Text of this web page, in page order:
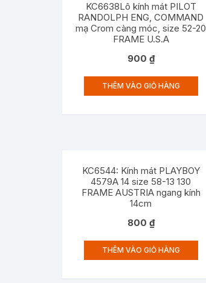
KC6638Lô kính mát PILOT
RANDOLPH ENG, COMMAND
mạ Crom càng móc, size 52-20
FRAME U.S.A
900 ₫
THÊM VÀO GIỎ HÀNG
KC6544: Kính mát PLAYBOY
4579A 14 size 58-13 130
FRAME AUSTRIA ngang kính
14cm
800 ₫
THÊM VÀO GIỎ HÀNG